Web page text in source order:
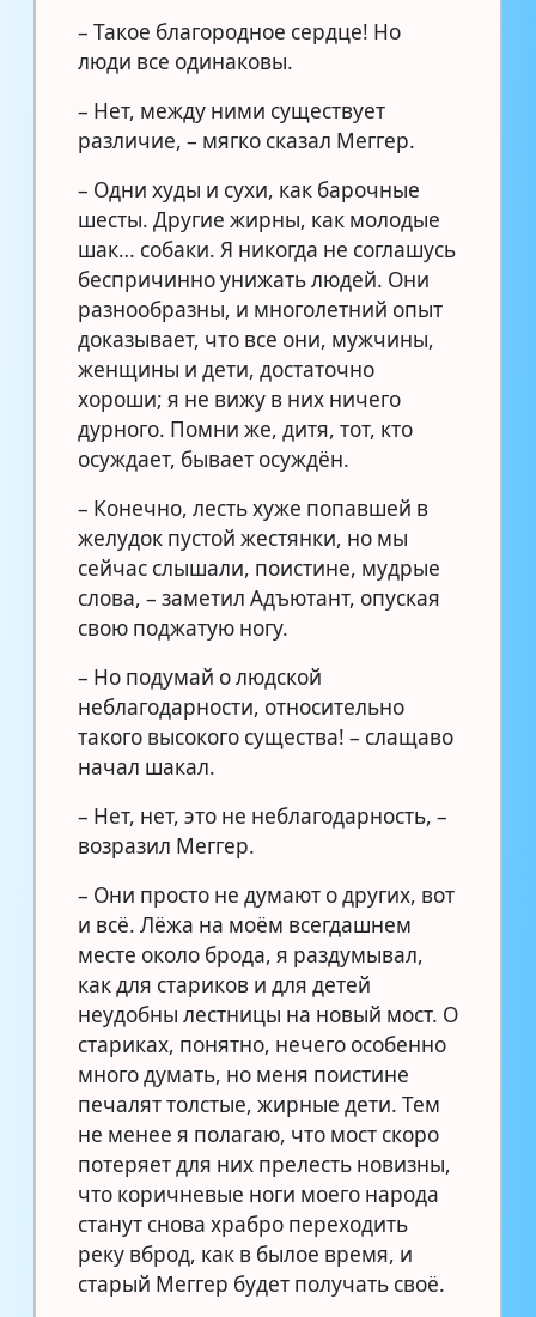
– Такое благородное сердце! Но
люди все одинаковы.
– Нет, между ними существует
различие, – мягко сказал Меггер.
– Одни худы и сухи, как барочные
шесты. Другие жирны, как молодые
шак… собаки. Я никогда не соглашусь
беспричинно унижать людей. Они
разнообразны, и многолетний опыт
доказывает, что все они, мужчины,
женщины и дети, достаточно
хороши; я не вижу в них ничего
дурного. Помни же, дитя, тот, кто
осуждает, бывает осуждён.
– Конечно, лесть хуже попавшей в
желудок пустой жестянки, но мы
сейчас слышали, поистине, мудрые
слова, – заметил Адъютант, опуская
свою поджатую ногу.
– Но подумай о людской
неблагодарности, относительно
такого высокого существа! – слащаво
начал шакал.
– Нет, нет, это не неблагодарность, –
возразил Меггер.
– Они просто не думают о других, вот
и всё. Лёжа на моём всегдашнем
месте около брода, я раздумывал,
как для стариков и для детей
неудобны лестницы на новый мост. О
стариках, понятно, нечего особенно
много думать, но меня поистине
печалят толстые, жирные дети. Тем
не менее я полагаю, что мост скоро
потеряет для них прелесть новизны,
что коричневые ноги моего народа
станут снова храбро переходить
реку вброд, как в былое время, и
старый Меггер будет получать своё.